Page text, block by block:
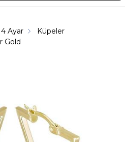
Ayar
Küpeler
Gold